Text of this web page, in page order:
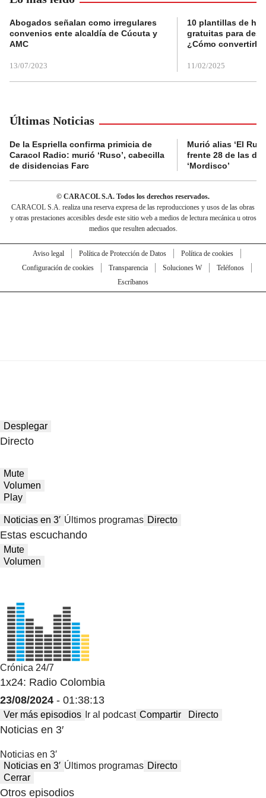
Abogados señalan como irregulares
convenios ente alcaldía de Cúcuta y
AMC
13/07/2023
10 plantillas de
gratuitas para
¿Cómo convertirla
11/02/2025
Últimas Noticias
De la Espriella confirma primicia de
Caracol Radio: murió ‘Ruso’, cabecilla
de disidencias Farc
Murió alias ‘El
frente 28 de las
‘Mordisco’
© CARACOL S.A. Todos los derechos reservados.
CARACOL S.A. realiza una reserva expresa de las reproducciones y usos de las obras
y otras prestaciones accesibles desde este sitio web a medios de lectura mecánica u otros
medios que resulten adecuados.
Aviso legal Política de Protección de Datos
Política de cookies
Configuración de cookies
Transparencia Soluciones W
Teléfonos
Escríbanos
Desplegar
Directo
Mute
Volumen
Play
Noticias en 3′ Últimos programas Directo
Estas escuchando
Mute
Volumen
Crónica 24/7
1x24: Radio Colombia
23/08/2024 - 01:38:13
Ver más episodios Ir al podcast Compartir Directo
Noticias en 3′
Noticias en 3′
Noticias en 3′ Últimos programas Directo
Cerrar
Otros episodios